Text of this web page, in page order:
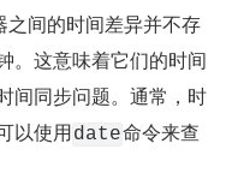
间的时间差异并不存
。这意味着它们的时间
间同步问题。通常，时
以使用date命令来查